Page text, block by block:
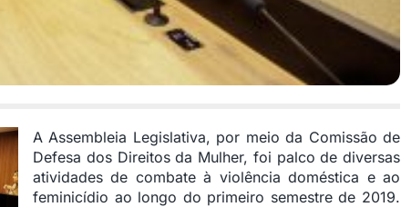
A Assembleia Legislativa, por meio da Comissão de
Defesa dos Direitos da Mulher, foi palco de diversas
atividades de combate à violência doméstica e ao
feminicídio ao longo do primeiro semestre de 2019.